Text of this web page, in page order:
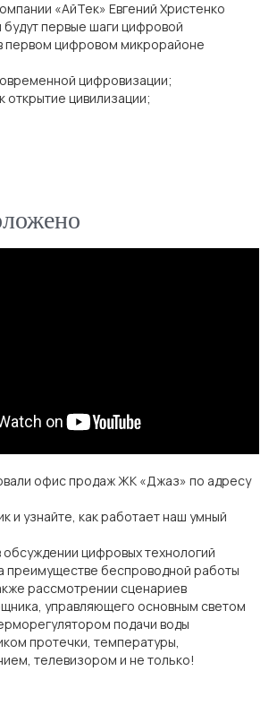
«АйТек» Евгений Христенко
будут первые шаги цифровой
первом цифровом микрорайоне
цифровизации;
открытие цивилизации;
офис продаж ЖК «Джаз» по адресу
и узнайте, как работает наш умный
обсуждении цифровых технологий
преимуществе беспроводной работы
рассмотрении сценариев
управляющего основным светом
подачи воды
протечки, температуры,
телевизором и не только!